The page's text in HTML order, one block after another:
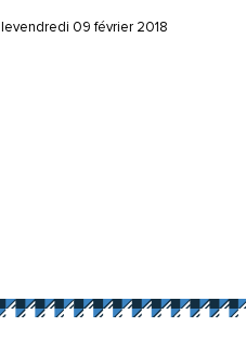
vendredi 09 février 2018
un nouvel onglet)